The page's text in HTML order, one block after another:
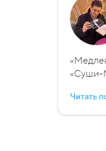
«Суши-
Читать